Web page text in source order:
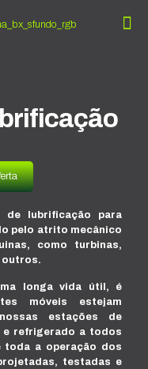
de lubrificação para
pelo atrito mecânico
como turbinas,
outros.
longa vida útil, é
móveis estejam
estações de
e refrigerado a todos
toda a operação dos
testadas e